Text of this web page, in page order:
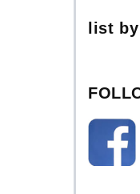
list by